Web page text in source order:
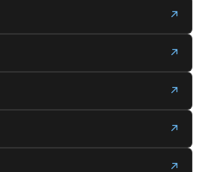
↗
↗
↗
↗
↗